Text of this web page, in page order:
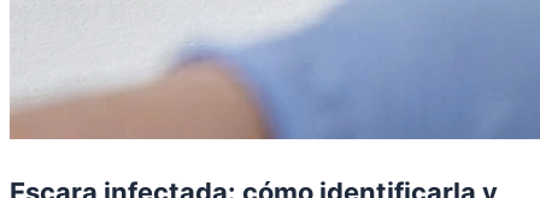
Escara infectada: cómo identificarla y